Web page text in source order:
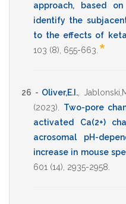
approach, based
identify the
to the effects of
103 (8), 655-663 *
26 - Oliver,E.I.
(2023)
Two-pore
activated Ca(2+)
acrosomal pH-
increase in mouse
601 (14), 2935-2958